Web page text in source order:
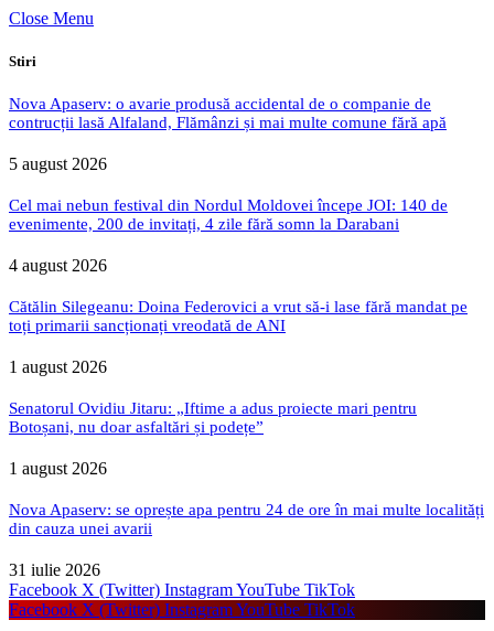
Close Menu
Stiri
Nova Apaserv: o avarie produsă accidental de o companie de
contrucții lasă Alfaland, Flămânzi și mai multe comune fără apă
5 august 2026
Cel mai nebun festival din Nordul Moldovei începe JOI: 140 de
evenimente, 200 de invitați, 4 zile fără somn la Darabani
4 august 2026
Cătălin Silegeanu: Doina Federovici a vrut să-i lase fără mandat pe
toți primarii sancționați vreodată de ANI
1 august 2026
Senatorul Ovidiu Jitaru: „Iftime a adus proiecte mari pentru
Botoșani, nu doar asfaltări și podețe”
1 august 2026
Nova Apaserv: se oprește apa pentru 24 de ore în mai multe localități
din cauza unei avarii
31 iulie 2026
Facebook X (Twitter) InstagramYouTube TikTok
Facebook X (Twitter) InstagramYouTube TikTok